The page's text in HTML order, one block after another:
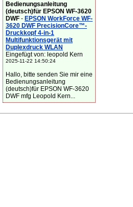
Bedienungsanleitung
(deutsch)für EPSON WF-3620
DWF - EPSON WorkForce WF-
3620 DWF PrecisionCore™-
Druckkopf 4-in-1
Multifunktionsgerät mit
Duplexdruck WLAN
Eingefügt von: leopold Kern
2025-11-22 14:50:24
Hallo, bitte senden Sie mir eine
Bedienungsanleitung
(deutsch)für EPSON WF-3620
DWF mfg Leopold Kern...